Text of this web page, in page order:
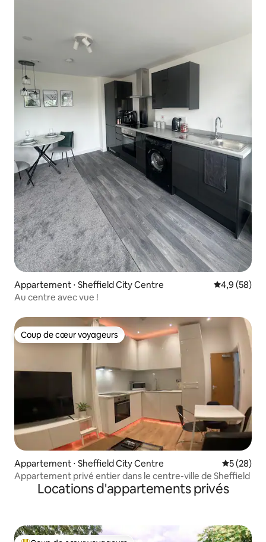
Appartement ⋅ Sheffield City Centre Évaluation
4,9 (58)
Au centre avec vue !
Coup de cœur voyageurs
Coup de cœur voyageurs
Appartement ⋅ Sheffield City Centre
5 (28)
Appartement privé entier dans le centre-ville de Sheffield
Locations d'appartements privés